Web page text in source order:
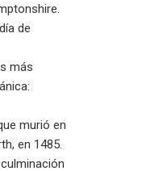
de
más
murió en
en 1485.